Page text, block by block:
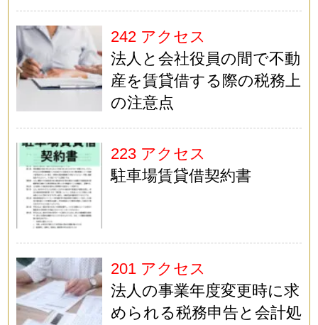
242 アクセス
法人と会社役員の間で不動
産を賃貸借する際の税務上
の注意点
223 アクセス
駐車場賃貸借契約書
201 アクセス
法人の事業年度変更時に求
められる税務申告と会計処